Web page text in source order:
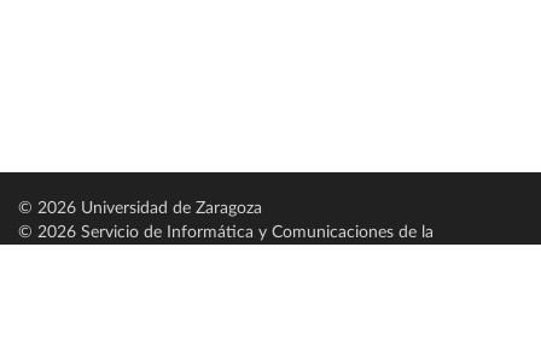
© 2026 Universidad de Zaragoza
© 2026 Servicio de Informática y Comunicaciones de la